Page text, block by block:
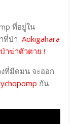
ที่อยู่ใน
ที่ป่า Aokigahara
ป่าฆ่าตัวตาย !
ที่มืดมน จะออก
กัน